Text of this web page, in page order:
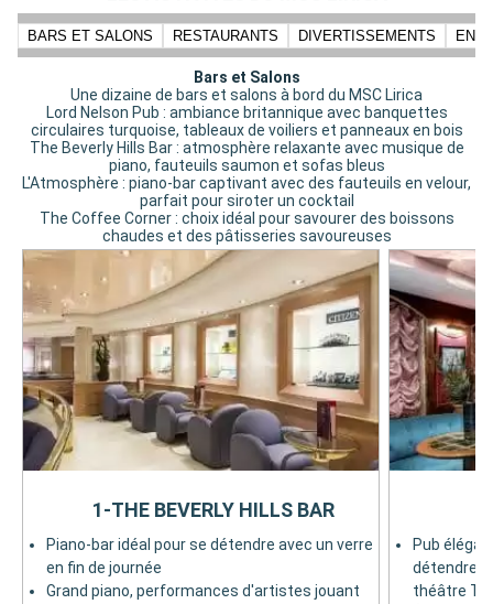
BARS ET SALONS RESTAURANTS DIVERTISSEMENTS
Bars et Salons
Une dizaine de bars et salons à bord du MSC Lirica
Lord Nelson Pub : ambiance britannique avec banquettes
circulaires turquoise, tableaux de voiliers et panneaux en bois
The Beverly Hills Bar : atmosphère relaxante avec musique de
piano, fauteuils saumon et sofas bleus
L'Atmosphère : piano-bar captivant avec des fauteuils en velour,
parfait pour siroter un cocktail
The Coffee Corner : choix idéal pour savourer des boissons
chaudes et des pâtisseries savoureuses
Piano-bar idéal pour se détendre avec un verre
en fin de journée
Grand piano, performances d'artistes jouant
1-THE BEVERLY HILLS BAR
Pub
détendre
théâtre